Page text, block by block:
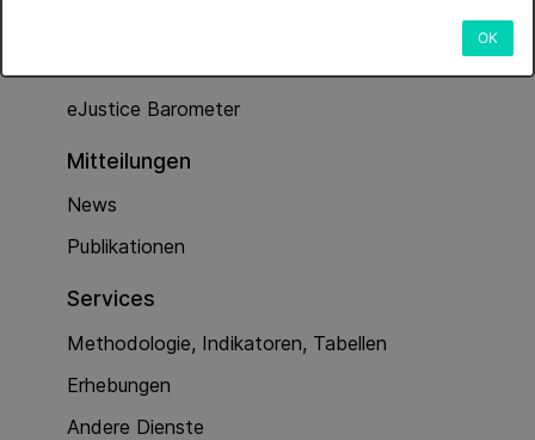
OK
eJustice Barometer
Mitteilungen
News
Publikationen
Services
Methodologie, Indikatoren, Tabellen
Erhebungen
Andere Dienste